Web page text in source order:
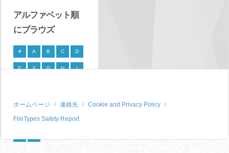
アルファベット順
にブラウズ
# A B C D
E F G H I
P Q R S
T U V W X
ホームページ 連絡先
Cookie and Privacy Policy
FileTypes Safety Report